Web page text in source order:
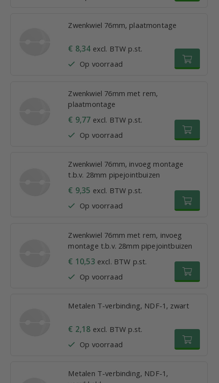
Zwenkwiel 76mm, plaatmontage
€ 8,34 excl. BTW p.st.
Op voorraad
Zwenkwiel 76mm met rem,
plaatmontage
€ 9,77 excl. BTW p.st.
Op voorraad
Zwenkwiel 76mm, invoeg montage
t.b.v. 28mm pipejointbuizen
€ 9,35 excl. BTW p.st.
Op voorraad
Zwenkwiel 76mm met rem, invoeg
montage t.b.v. 28mm pipejointbuizen
€ 10,53 excl. BTW p.st.
Op voorraad
Metalen T-verbinding, NDF-1, zwart
€ 2,18 excl. BTW p.st.
Op voorraad
Metalen T-verbinding, NDF-1,